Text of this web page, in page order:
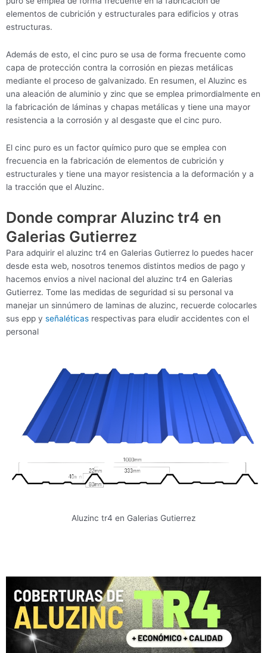
elementos de cubrición y estructurales para edificios y otras
estructuras.
Además de esto, el cinc puro se usa de forma frecuente como
capa de protección contra la corrosión en piezas metálicas
mediante el proceso de galvanizado. En resumen, el Aluzinc es
una aleación de aluminio y zinc que se emplea primordialmente en
la fabricación de láminas y chapas metálicas y tiene una mayor
resistencia a la corrosión y al desgaste que el cinc puro.
El cinc puro es un factor químico puro que se emplea con
frecuencia en la fabricación de elementos de cubrición y
estructurales y tiene una mayor resistencia a la deformación y a
la tracción que el Aluzinc.
Donde comprar Aluzinc tr4 en
Galerias Gutierrez
Para adquirir el aluzinc tr4 en Galerias Gutierrez lo puedes hacer
desde esta web, nosotros tenemos distintos medios de pago y
hacemos envios a nivel nacional del aluzinc tr4 en Galerias
Gutierrez. Tome las medidas de seguridad si su personal va
manejar un sinnúmero de laminas de aluzinc, recuerde colocarles
sus epp y señaléticas respectivas para eludir accidentes con el
personal
Aluzinc tr4 en Galerias Gutierrez